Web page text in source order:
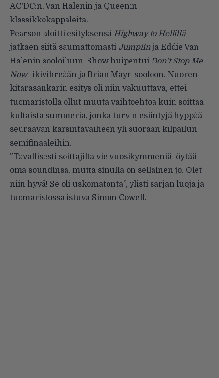
AC/DC:n, Van Halenin ja Queenin
klassikkokappaleita.
Pearson aloitti esityksensä Highway to Hellillä
jatkaen siitä saumattomasti Jumpiin ja Eddie Van
Halenin sooloiluun. Show huipentui Don’t Stop Me
Now-ikivihreään ja Brian Mayn sooloon. Nuoren
kitarasankarin esitys oli niin vakuuttava, ettei
tuomaristolla ollut muuta vaihtoehtoa kuin soittaa
kultaista summeria, jonka turvin esiintyjä hyppää
seuraavan karsintavaiheen yli suoraan kilpailun
semifinaaleihin.
”Tavallisesti soittajilta vie vuosikymmeniä löytää
oma soundinsa, mutta sinulla on sellainen jo. Olet
niin hyvä! Se oli uskomatonta”, ylisti sarjan luoja ja
tuomaristossa istuva Simon Cowell.